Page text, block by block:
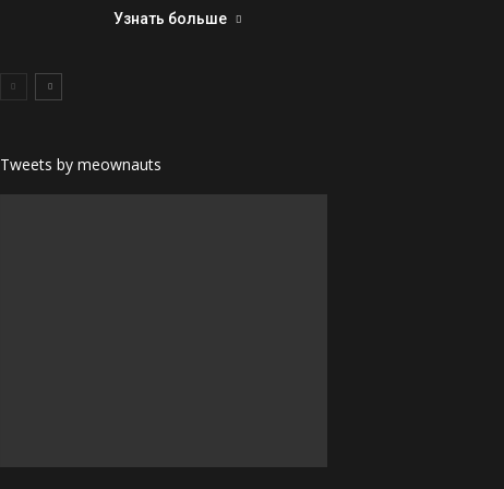
Узнать больше
Tweets by meownauts